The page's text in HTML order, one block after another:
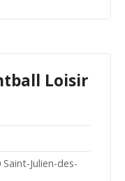
Loisir
Julien-des-